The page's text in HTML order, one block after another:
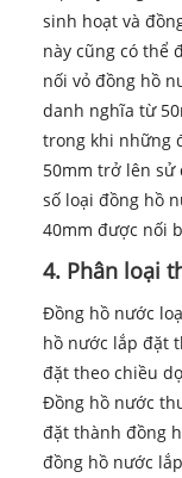
sinh hoạt và
này cũng có thể
nối vỏ đồng hồ
danh nghĩa từ
trong khi những
50mm trở lên sử
số loại đồng hồ
40mm được nối
4. Phân loại
Đồng hồ nước
hồ nước lắp đặt
đặt theo chiều
Đồng hồ nước
đặt thành đồng
đồng hồ nước